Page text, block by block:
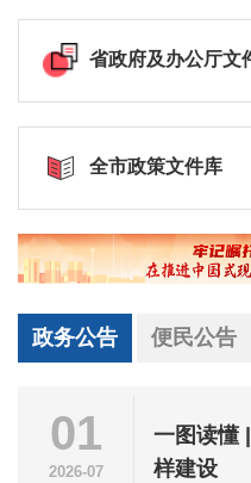
省政府及办公厅文
全市政策文件库
政务公告 便民公告
01
2026-07
一图读懂
样建设